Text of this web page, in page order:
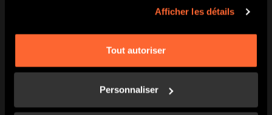
Afficher les détails
Tout autoriser
Personnaliser
seront stockées en toute sécurité. Nous protégeons vos
informations personnelles par: Restriction de l’accès aux
technologiques pour empêcher l’accès informatique non